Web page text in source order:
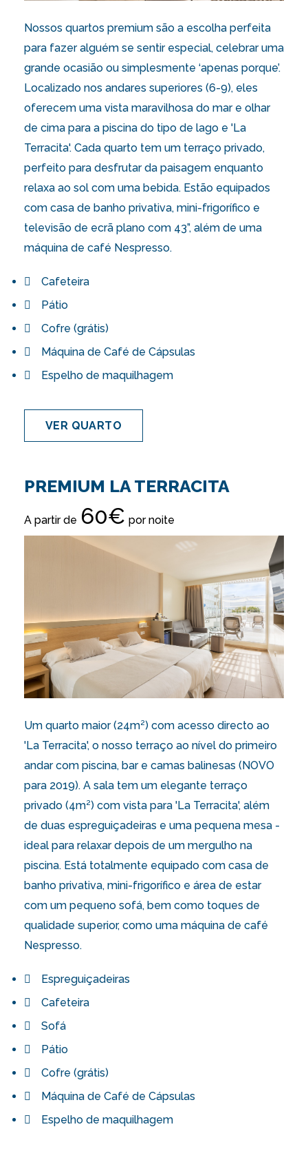
Nossos quartos premium são a escolha perfeita
para fazer alguém se sentir especial, celebrar uma
grande ocasião ou simplesmente ‘apenas porque’.
Localizado nos andares superiores (6-9), eles
oferecem uma vista maravilhosa do mar e olhar
de cima para a piscina do tipo de lago e 'La
Terracita'. Cada quarto tem um terraço privado,
perfeito para desfrutar da paisagem enquanto
relaxa ao sol com uma bebida. Estão equipados
com casa de banho privativa, mini-frigorífico e
televisão de ecrã plano com 43”, além de uma
máquina de café Nespresso.
Cafeteira
Pátio
Cofre (grátis)
Máquina de Café de Cápsulas
Espelho de maquilhagem
VER QUARTO
PREMIUM LA TERRACITA
A partir de 60€ por noite
Um quarto maior (24m²) com acesso directo ao
'La Terracita', o nosso terraço ao nível do primeiro
andar com piscina, bar e camas balinesas (NOVO
para 2019). A sala tem um elegante terraço
privado (4m²) com vista para 'La Terracita', além
de duas espreguiçadeiras e uma pequena mesa -
ideal para relaxar depois de um mergulho na
piscina. Está totalmente equipado com casa de
banho privativa, mini-frigorífico e área de estar
com um pequeno sofá, bem como toques de
qualidade superior, como uma máquina de café
Nespresso.
Espreguiçadeiras
Cafeteira
Sofá
Pátio
Cofre (grátis)
Máquina de Café de Cápsulas
Espelho de maquilhagem